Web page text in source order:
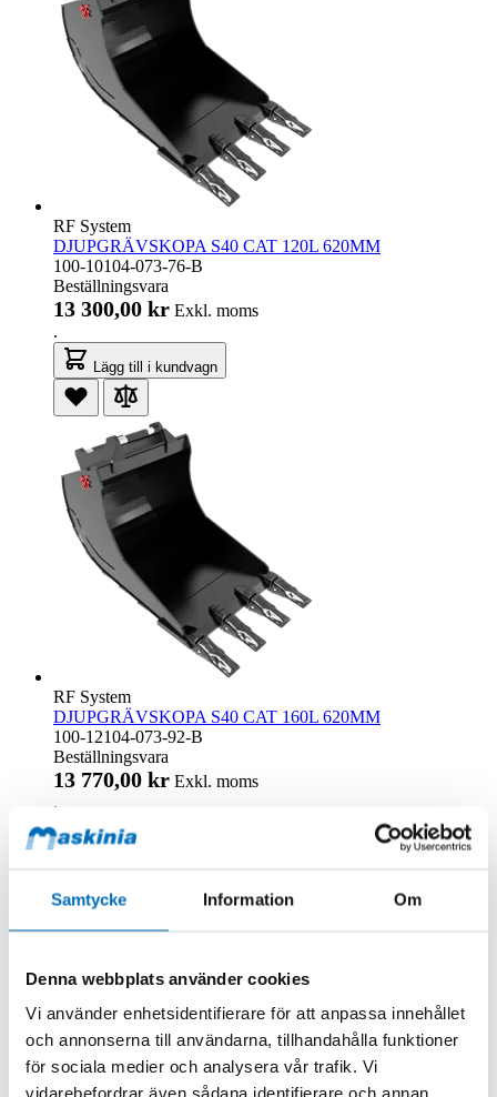
Samtycke Information Om
Denna webbplats använder cookies
Vi använder enhetsidentifierare för att anpassa innehållet
och annonserna till användarna, tillhandahålla funktioner
för sociala medier och analysera vår trafik. Vi
vidarebefordrar även sådana identifierare och annan
RF System
DJUPGRÄVSKOPA S40 CAT 120L 620MM
100-10104-073-76-B
Beställningsvara
13 300,00 kr Exkl. moms
.
Lägg till i kundvagn
RF System
DJUPGRÄVSKOPA S40 CAT 160L 620MM
100-12104-073-92-B
Beställningsvara
13 770,00 kr Exkl. moms
.
Lägg till i kundvagn